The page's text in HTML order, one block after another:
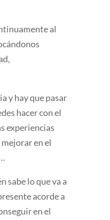
al
y hay que pasar
hacer con el
experiencias
en el
sabe lo que va a
acorde a
en el